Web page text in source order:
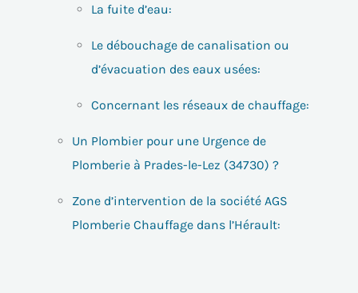
La fuite d’eau:
Le débouchage de canalisation ou
d’évacuation des eaux usées:
Concernant les réseaux de chauffage:
Un Plombier pour une Urgence de
Plomberie à Prades-le-Lez (34730) ?
Zone d’intervention de la société AGS
Plomberie Chauffage dans l’Hérault: